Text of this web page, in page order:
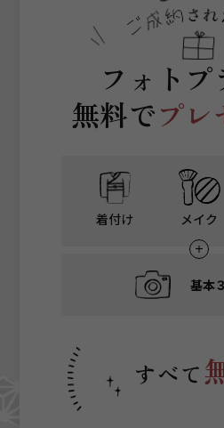
フォトプ
無料でプレ
着付け メイク
基本
すべて